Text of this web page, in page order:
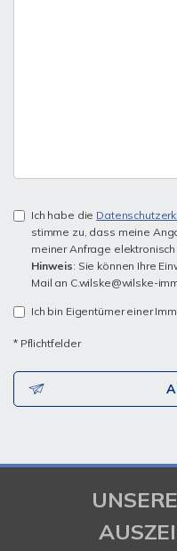
Ich habe die
stimme zu, dass meine
meiner Anfrage
Hinweis: Sie können Ihre
Mail an C.wilske@wilske-
Ich bin Eigentümer einer
* Pflichtfelder